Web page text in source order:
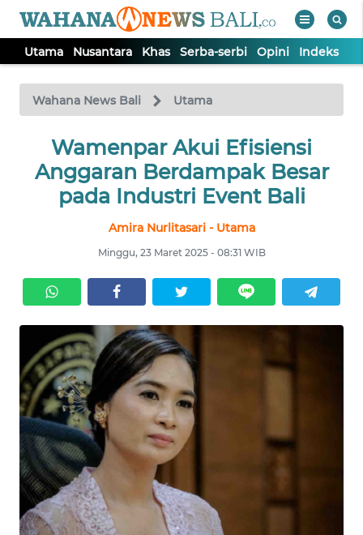
Utama Nusantara Khas Serba-serbi Opini Indeks
Wahana News Bali Utama
Wamenpar Akui Efisiensi
Anggaran Berdampak Besar
pada Industri Event Bali
Amira Nurlitasari - Utama
Minggu, 23 Maret 2025 - 08:31 WIB
TV
Tutup
UTAMA
NUSANTARA
SERBA-
SERBI
OPINI
Informasi
INDEKS
BERITA
KONTAK
KAMI